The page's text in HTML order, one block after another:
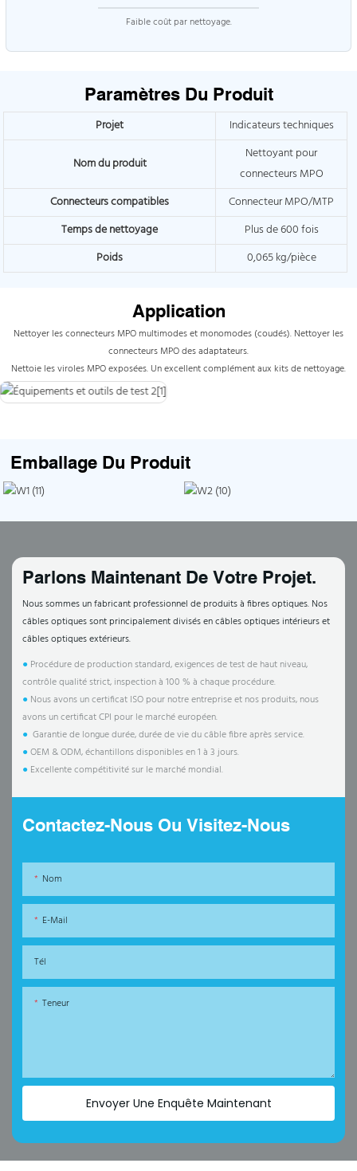
Faible coût par nettoyage.
Paramètres Du Produit
Projet Indicateurs techniques
Nom du produit
Nettoyant pour
connecteurs MPO
Connecteurs compatibles
Connecteur MPO/MTP
Temps de nettoyage
Plus de 600 fois
Poids
0,065 kg/pièce
Application
Nettoyer les connecteurs MPO multimodes et monomodes (coudés). Nettoyer les
connecteurs MPO des adaptateurs.
Nettoie les viroles MPO exposées. Un excellent complément aux kits de nettoyage.
Emballage Du Produit
Parlons Maintenant De Votre Projet.
Nous sommes un fabricant professionnel de produits à fibres optiques. Nos
câbles optiques sont principalement divisés en câbles optiques intérieurs et
câbles optiques extérieurs.
● Procédure de production standard, exigences de test de haut niveau,
contrôle qualité strict, inspection à 100 % à chaque procédure.
● Nous avons un certificat ISO pour notre entreprise et nos produits, nous
avons un certificat CPI pour le marché européen.
● Garantie de longue durée, durée de vie du câble fibre après service.
●OEM & ODM, échantillons disponibles en 1 à 3 jours.
● Excellente compétitivité sur le marché mondial.
Contactez-Nous Ou Visitez-Nous
Nom
E-Mail
Tél
Teneur
Envoyer Une Enquête Maintenant